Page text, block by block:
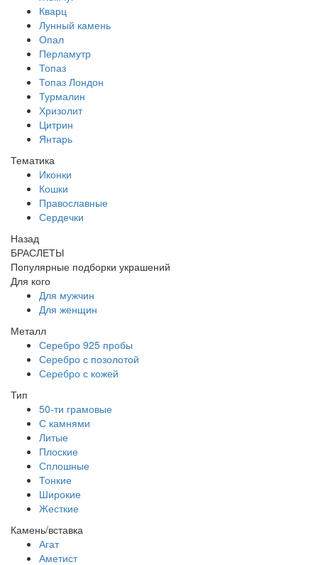
Кварц
Лунный камень
Опал
Перламутр
Топаз
Топаз Лондон
Турмалин
Хризолит
Цитрин
Янтарь
Тематика
Иконки
Кошки
Православные
Сердечки
Назад
БРАСЛЕТЫ
Популярные подборки украшений
Для кого
Для мужчин
Для женщин
Металл
Серебро 925 пробы
Серебро с позолотой
Серебро с кожей
Тип
50-ти грамовые
С камнями
Литые
Плоские
Сплошные
Тонкие
Широкие
Жесткие
Камень/вставка
Агат
Аметист